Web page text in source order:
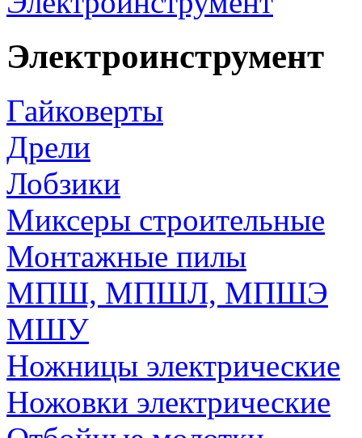
Электроинструмент
Гайковерты
Дрели
Лобзики
Миксеры строительные
Монтажные пилы
МПШ, МПШЛ, МПШЭ
МШУ
Ножницы электрические
Ножовки электрические